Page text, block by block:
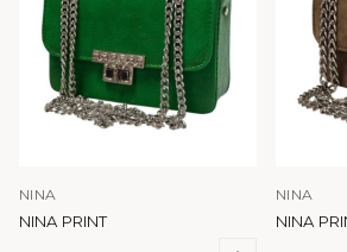
NINA
NINA PRINT
NINA
NINA